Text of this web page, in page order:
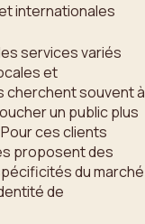
internationales
services variés
et
cherchent souvent à
un public plus
ces clients
proposent des
du marché
de